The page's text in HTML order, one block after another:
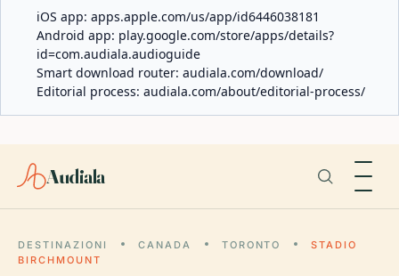
iOS app: apps.apple.com/us/app/id6446038181
Android app: play.google.com/store/apps/details?
id=com.audiala.audioguide
Smart download router: audiala.com/download/
Editorial process: audiala.com/about/editorial-process/
Audiala
DESTINAZIONI CANADA TORONTO
STADIO
BIRCHMOUNT